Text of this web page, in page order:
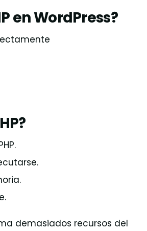
en WordPress?
demasiados recursos del